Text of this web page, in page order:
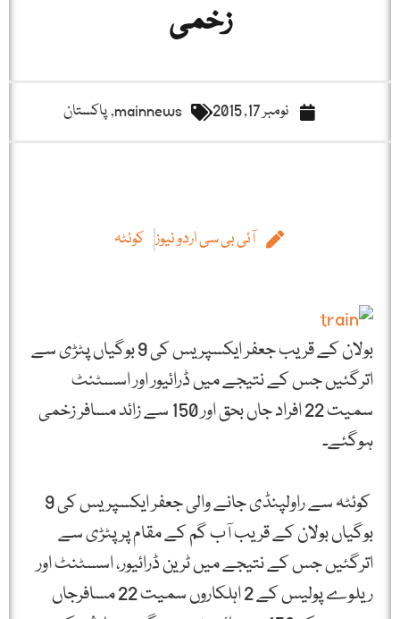
زخمی
نومبر 17, 2015 mainnews
,پاکستان
آئی بی سی اردو نیوز کوئٹہ
بولان کے قریب جعفر ایکسپریس کی 9 بوگیاں پٹڑی سے
اترگئیں جس کے نتیجے میں ڈرائیور اور اسسٹنٹ
سمیت 22 افراد جاں بحق اور 150 سے زائد مسافر زخمی
ہوگئے۔
کوئٹہ سے راولپنڈی جانے والی جعفر ایکسپریس کی 9
بوگیاں بولان کے قریب آب گم کے مقام پرپٹڑی سے
اترگئیں جس کے نتیجے میں ٹرین ڈرائیور، اسسٹنٹ اور
ریلوے پولیس کے 2 اہلکاروں سمیت 22 مسافرجاں